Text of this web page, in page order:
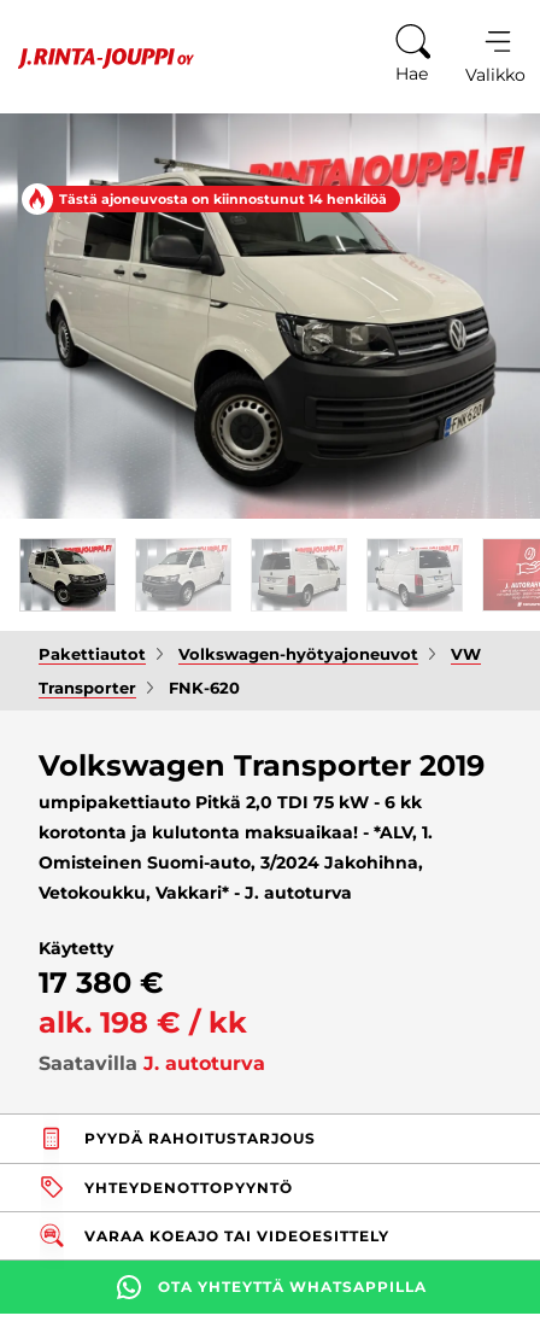
Hae Valikko
Tästä ajoneuvosta on kiinnostunut 14 henkilöä
Pakettiautot Volkswagen-hyötyajoneuvot
VW
Transporter
FNK-620
Volkswagen Transporter 2019
umpipakettiauto Pitkä 2,0 TDI 75 kW - 6 kk
korotonta ja kulutonta maksuaikaa! - *ALV, 1.
Omisteinen Suomi-auto, 3/2024 Jakohihna,
Vetokoukku, Vakkari* - J. autoturva
Käytetty
17 380 €
alk. 198 € / kk
Saatavilla J. autoturva
PYYDÄ RAHOITUSTARJOUS
YHTEYDENOTTOPYYNTÖ
VARAA KOEAJO TAI VIDEOESITTELY
OTA YHTEYTTÄ WHATSAPPILLA